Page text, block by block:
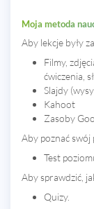
Moja metoda
Aby lekcje były
Filmy,
ćwiczenia,
Slajdy
Kahoot
Zasoby
Aby poznać swój
Test
Aby sprawdzić,
Quizy.